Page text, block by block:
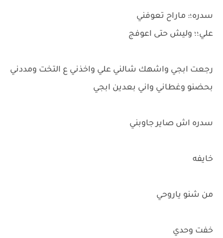
سدره؛: ماراح تعوفني
علي؛؛ وليش حتى اعوفج
رجعت ابجي واشهك شالني علي واخذني ع التخت ومددني
بحضنو وغطاني واني بعدين ابجي
سدره اش صاير جاوبني
خايفه
من شنو ياروحي
خفت وحدي